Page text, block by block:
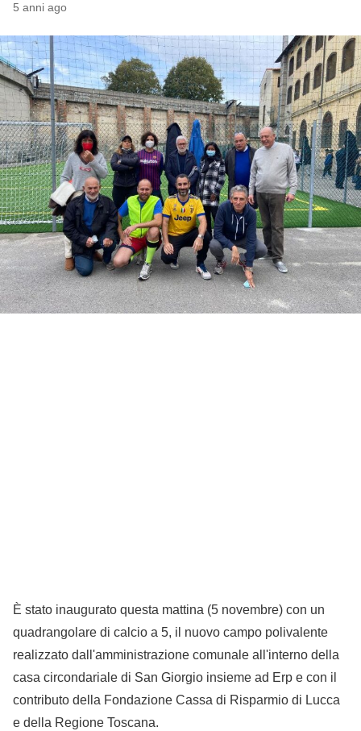
5 anni ago
È stato inaugurato questa mattina (5 novembre) con un
quadrangolare di calcio a 5, il nuovo campo polivalente
realizzato dall'amministrazione comunale all'interno della
casa circondariale di San Giorgio insieme ad Erp e con il
contributo della Fondazione Cassa di Risparmio di Lucca
e della Regione Toscana.